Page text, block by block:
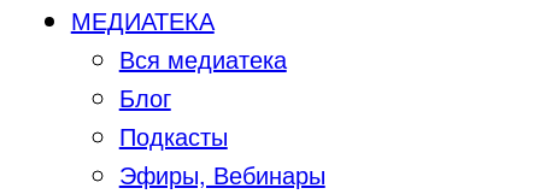
МЕДИАТЕКА
Вся медиатека
Блог
Подкасты
Эфиры, Вебинары